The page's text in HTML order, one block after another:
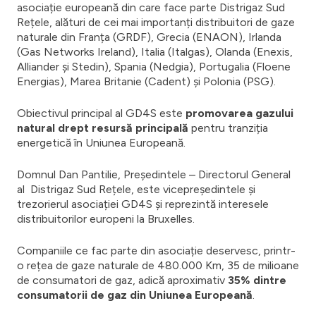
asociație europeană din care face parte Distrigaz Sud
Rețele, alături de cei mai importanți distribuitori de gaze
naturale din Franța (GRDF), Grecia (ENAON), Irlanda
(Gas Networks Ireland), Italia (Italgas), Olanda (Enexis,
Alliander și Stedin), Spania (Nedgia), Portugalia (Floene
Energias), Marea Britanie (Cadent) și Polonia (PSG).
Obiectivul principal al GD4S este promovarea gazului
natural drept resursă principală pentru tranziția
energetică în Uniunea Europeană.
Domnul Dan Pantilie, Președintele – Directorul General
al Distrigaz Sud Rețele, este vicepreședintele și
trezorierul asociației GD4S și reprezintă interesele
distribuitorilor europeni la Bruxelles.
Companiile ce fac parte din asociație deservesc, printr-
o rețea de gaze naturale de 480.000 Km, 35 de milioane
de consumatori de gaz, adică aproximativ 35% dintre
consumatorii de gaz din Uniunea Europeană.